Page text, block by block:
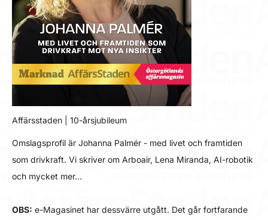
Affärsstaden | 10-årsjubileum
Omslagsprofil är Johanna Palmér - med livet och framtiden
som drivkraft. Vi skriver om Arboair, Lena Miranda, AI-robotik
och mycket mer…
OBS: e-Magasinet har dessvärre utgått. Det går fortfarande